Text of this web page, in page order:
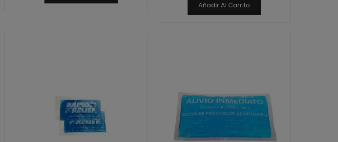
Añadir Al Carrito